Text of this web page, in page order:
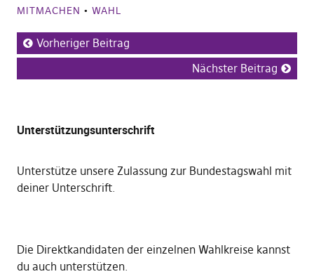
MITMACHEN • WAHL
Vorheriger Beitrag
Nächster Beitrag
Unterstützungsunterschrift
Unterstütze unsere Zulassung zur Bundestagswahl mit
deiner Unterschrift.
Die Direktkandidaten der einzelnen Wahlkreise kannst
du auch unterstützen.